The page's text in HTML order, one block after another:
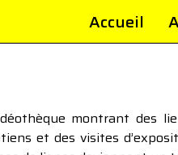
Accueil
montrant
et des visites